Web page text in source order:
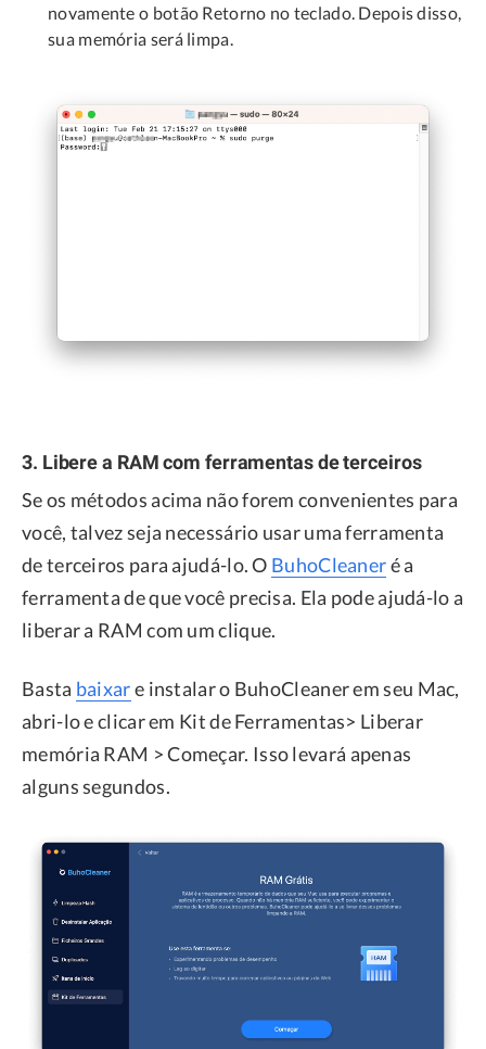
novamente o botão Retorno no teclado. Depois disso,
sua memória será limpa.
3. Libere a RAM com ferramentas de terceiros
Se os métodos acima não forem convenientes para
você, talvez seja necessário usar uma ferramenta
de terceiros para ajudá-lo. O BuhoCleaneré a
ferramenta de que você precisa. Ela pode ajudá-lo a
liberar a RAM com um clique.
Basta baixare instalar o BuhoCleaner em seu Mac,
abri-lo e clicar em Kit de Ferramentas> Liberar
memória RAM > Começar. Isso levará apenas
alguns segundos.